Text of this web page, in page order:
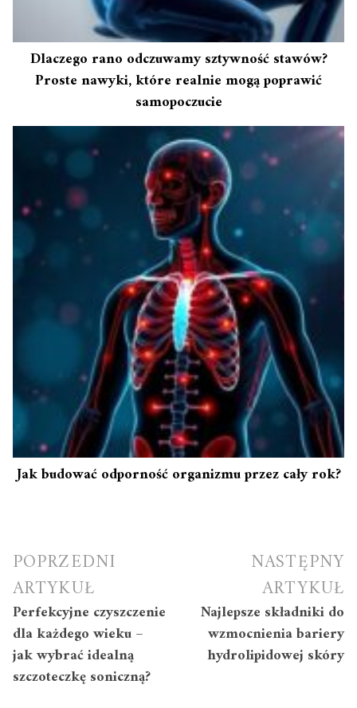
Dlaczego rano odczuwamy sztywność stawów?
Proste nawyki, które realnie mogą poprawić
samopoczucie
Jak budować odporność organizmu przez cały rok?
Nawigacja
wpisu
POPRZEDNI
ARTYKUŁ
Perfekcyjne czyszczenie
dla każdego wieku –
jak wybrać idealną
szczoteczkę soniczną?
NASTĘPNY
ARTYKUŁ
Najlepsze składniki do
wzmocnienia bariery
hydrolipidowej skóry